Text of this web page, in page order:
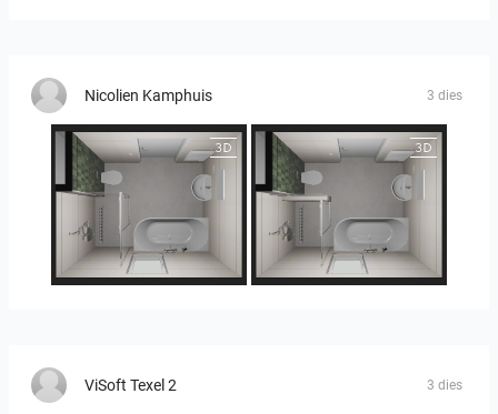
Nicolien Kamphuis 3 dies
25-5014 bnr. 3.10 25-5014 bnr. 3.10
ViSoft Texel 2 3 dies